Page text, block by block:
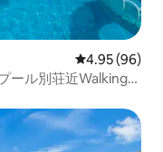
レビュー96
4.95 (96)
ール別荘近Walking